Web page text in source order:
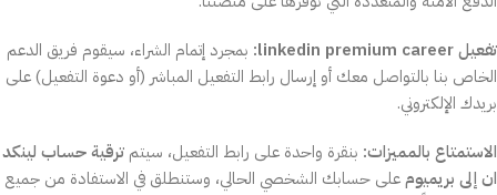
تفعيل linkedin premium career:
بمجرد إتمام الشراء، سيقوم فريق الدعم
الخاص بنا بالتواصل معك أو إرسال رابط التفعيل المباشر (أو دعوة التفعيل) على
بريدك الإلكتروني.
الاستمتاع بالمميزات: بنقرة واحدة على رابط التفعيل، سيتم ترقية حساب لينكد
ان إلى بريميومعلى حسابك الشخصي الحالي، وستنطلق في الاستفادة من جميع